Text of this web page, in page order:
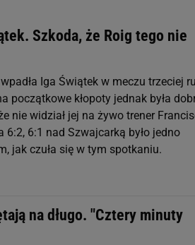
Szkoda, że Roig tego nie
Iga Świątek w meczu trzeciej
początkowe kłopoty jednak była
nie widział jej na żywo trener
6:1 nad Szwajcarką było jedno
jak czuła się w tym spotkaniu.
na długo. "Cztery minuty